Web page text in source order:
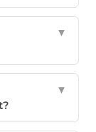
▼
▼